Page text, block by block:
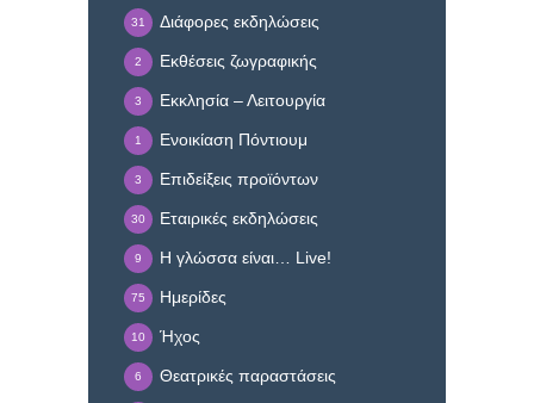
Διάφορες εκδηλώσεις
31
Εκθέσεις ζωγραφικής
2
Εκκλησία – Λειτουργία
3
Ενοικίαση Πόντιουμ
1
Επιδείξεις προϊόντων
3
Εταιρικές εκδηλώσεις
30
Η γλώσσα είναι… Live!
9
Ημερίδες
75
Ήχος
10
Θεατρικές παραστάσεις
6